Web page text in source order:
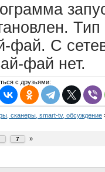
фай. С
фай нет.
с друзьями:
сканеры, smart-tv, обсуждение
7 »